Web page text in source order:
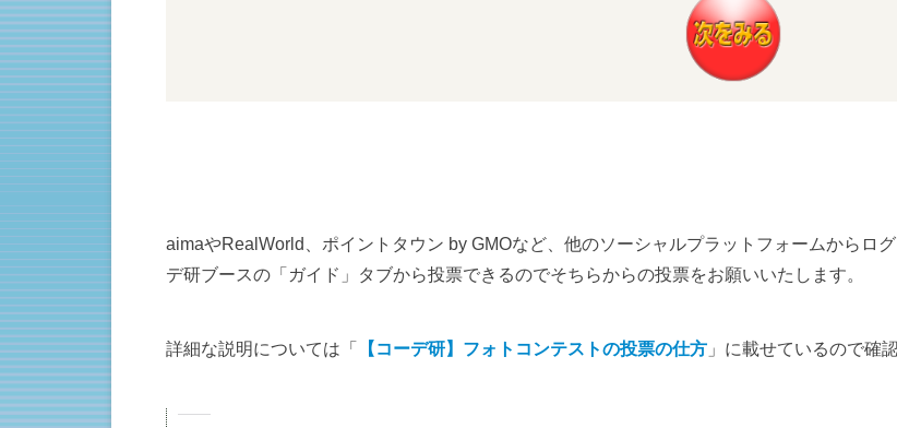
aimaやRealWorld、ポイントタウン by GMOなど、他のソーシャルプラットフォームからロ
デ研ブースの「ガイド」タブから投票できるのでそちらからの投票をお願いいたします。
詳細な説明については「 【コーデ研】フォトコンテストの投票の仕方 」に載せているので確